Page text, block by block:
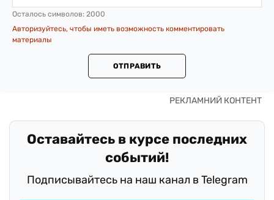
Осталось символов: 2000
Авторизуйтесь, чтобы иметь возможность комментировать
материалы
ОТПРАВИТЬ
Оставайтесь в курсе последних
событий!
Подписывайтесь на наш канал в Telegram